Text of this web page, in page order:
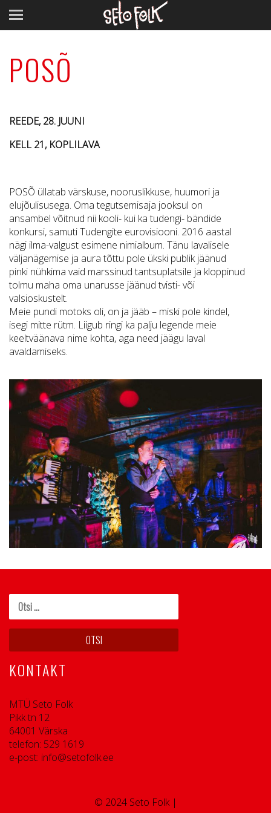
POSÕ
REEDE, 28. JUUNI
KELL 21, KOPLILAVA
POSÕ üllatab värskuse, nooruslikkuse, huumori ja
elujõulisusega. Oma tegutsemisaja jooksul on
ansambel võitnud nii kooli- kui ka tudengi- bändide
konkursi, samuti Tudengite eurovisiooni. 2016 aastal
nägi ilma-valgust esimene nimialbum. Tänu lavalisele
väljanägemise ja aura tõttu pole ükski publik jäänud
pinki nühkima vaid marssinud tantsuplatsile ja kloppinud
tolmu maha oma unarusse jäänud tvisti- või
valsioskustelt.
Meie pundi motoks oli, on ja jääb – miski pole kindel,
isegi mitte rütm. Liigub ringi ka palju legende meie
keeltväänava nime kohta, aga need jäägu laval
avaldamiseks.
KONTAKT
MTÜ Seto Folk
Pikk tn 12
64001 Värska
telefon: 529 1619
e-post: info@setofolk.ee
© 2024 Seto Folk |